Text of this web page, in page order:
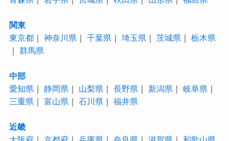
関東
東京都｜ 神奈川県 ｜ 千葉県 ｜ 埼玉県 ｜ 茨城県 ｜ 栃木県
｜ 群馬県
中部
愛知県 ｜ 静岡県 ｜ 山梨県 ｜ 長野県 ｜ 新潟県 ｜ 岐阜県 ｜
三重県 ｜ 富山県 ｜ 石川県 ｜ 福井県
近畿